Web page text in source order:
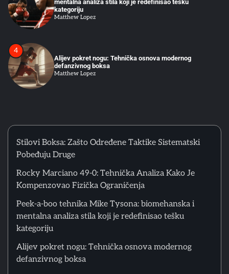
Matthew Lopez
defanzivnog boksa
Matthew Lopez
Greške početnika u ringu: Zašto tehnika iz treninga ne
funkcioniše u sparingu
Matthew Lopez
1
Matthew Lopez
Stilovi Boksa: Zašto Određene Taktike Sistematski
Pobeđuju Druge
Rocky Marciano 49-0: Tehnička Analiza Kako Je
Kompenzovao Fizička Ograničenja
Peek-a-boo tehnika Mike Tysona: biomehanska i
mentalna analiza stila koji je redefinisao tešku
kategoriju
Alijev pokret nogu: Tehnička osnova modernog
defanzivnog boksa